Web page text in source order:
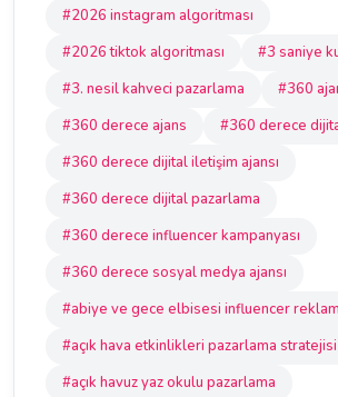
#2026 instagram algoritması
#2026 tiktok algoritması
#3 saniye
#3. nesil kahveci pazarlama
#360
#360 derece ajans
#360 derece
#360 derece dijital iletişim ajansı
#360 derece dijital pazarlama
#360 derece influencer kampanyası
#360 derece sosyal medya ajansı
#abiye ve gece elbisesi influencer
#açık hava etkinlikleri pazarlama stratejisi
#açık havuz yaz okulu pazarlama